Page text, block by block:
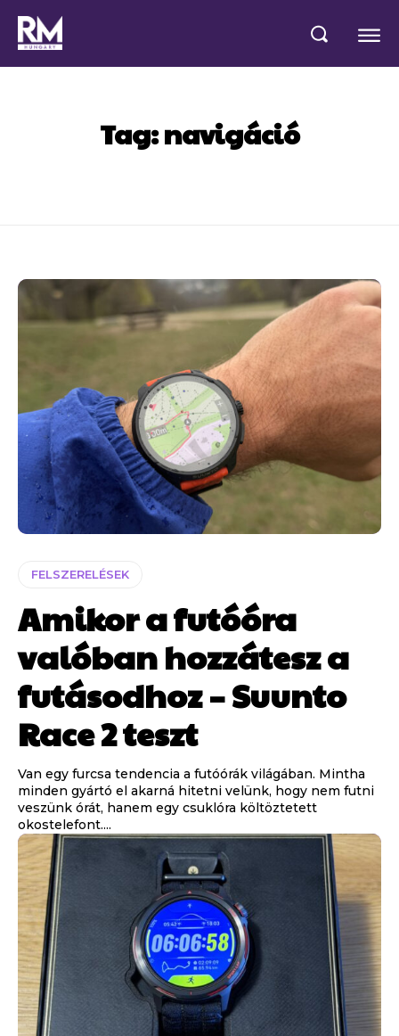
Tag:navigáció
FELSZERELÉSEK
Amikor a futóóra
valóban hozzátesz a
futásodhoz – Suunto
Race 2 teszt
Van egy furcsa tendencia a futóórák világában. Mintha
minden gyártó el akarná hitetni velünk, hogy nem futni
veszünk órát, hanem egy csuklóra költöztetett
okostelefont....